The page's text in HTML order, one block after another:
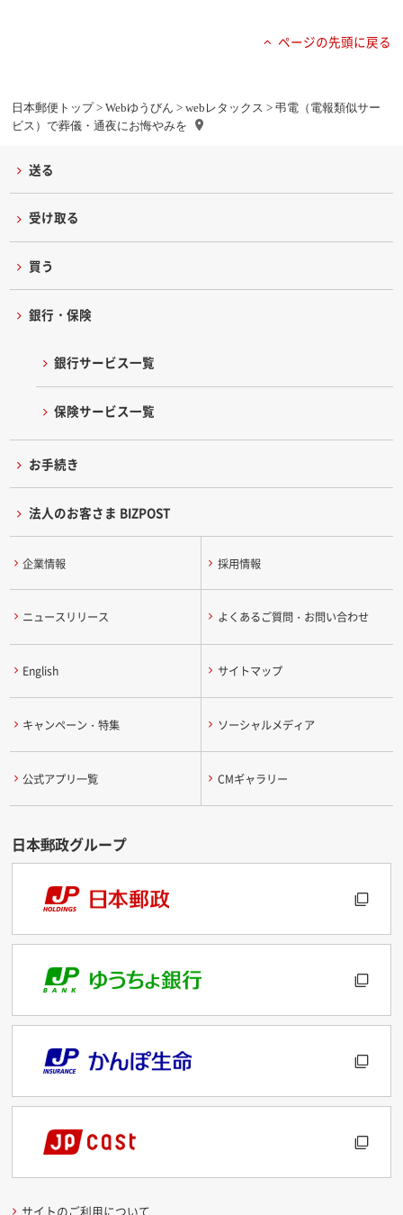
日本郵便トップ> Webゆうびん > webレタックス > 弔電（電報類似サー
ビス）で葬儀・通夜にお悔やみを
ページの先頭に戻る
送る
受け取る
買う
銀行・保険
銀行サービス一覧
保険サービス一覧
お手続き
法人のお客さま BIZPOST
企業情報 採用情報
ニュースリリース よくあるご質問・お問い合わせ
English サイトマップ
キャンペーン・特集 ソーシャルメディア
公式アプリ一覧 CMギャラリー
サイトのご利用について